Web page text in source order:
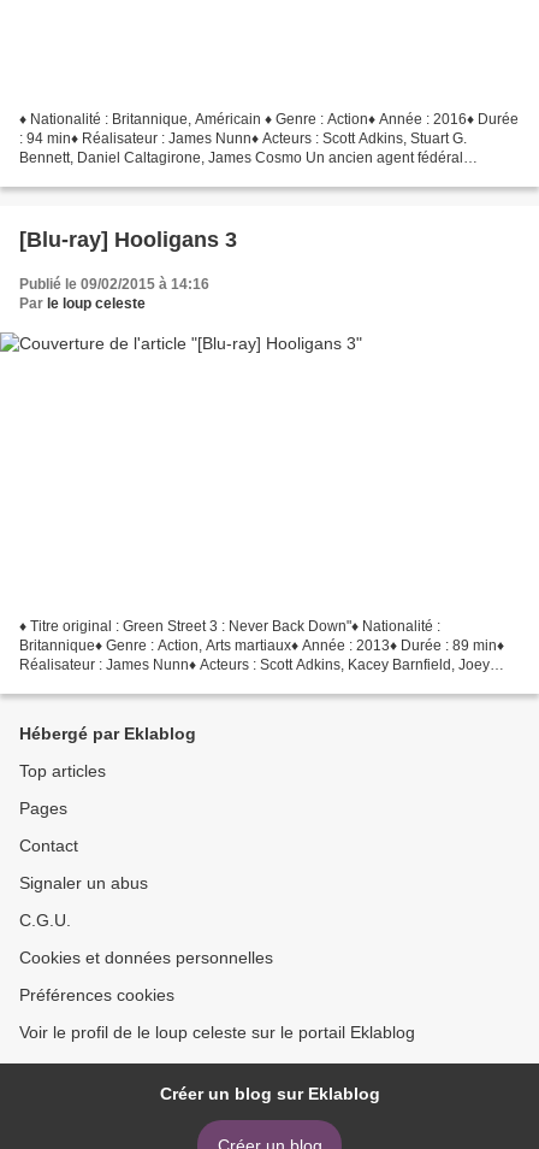
♦ Nationalité : Britannique, Américain ♦ Genre : Action♦ Année : 2016♦ Durée
: 94 min♦ Réalisateur : James Nunn♦ Acteurs : Scott Adkins, Stuart G.
Bennett, Daniel Caltagirone, James Cosmo Un ancien agent fédéral
[Blu-ray] Hooligans 3
Publié le 09/02/2015 à 14:16
Par le loup celeste
♦ Titre original : Green Street 3 : Never Back Down"♦ Nationalité :
Britannique♦ Genre : Action, Arts martiaux♦ Année : 2013♦ Durée : 89 min♦
Réalisateur : James Nunn♦ Acteurs : Scott Adkins, Kacey Barnfield, Joey
Hébergé par Eklablog
Top articles
Pages
Contact
Signaler un abus
C.G.U.
Cookies et données personnelles
Préférences cookies
Voir le profil de le loup celeste sur le portail Eklablog
Créer un blog sur Eklablog